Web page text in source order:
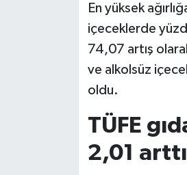
En yüksek
içeceklerde
74,07 artış
ve alkolsüz
oldu.
TÜFE
2,01 arttı